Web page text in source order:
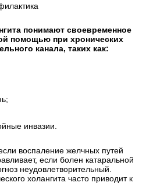
понимают своевременное
помощью при хронических
канала, таких как:
инвазии.
воспаление желчных путей
если болен катаральной
неудовлетворительный.
холангита часто приводит к